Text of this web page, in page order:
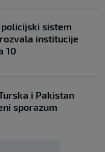
sistem
institucije
10
i Pakistan
sporazum